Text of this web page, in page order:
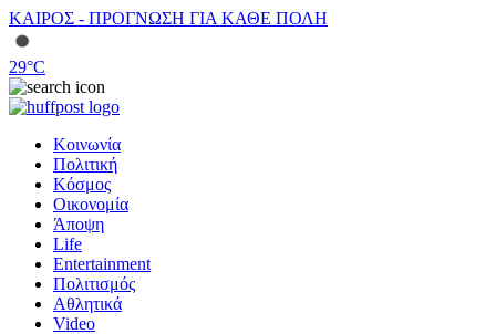
ΚΑΙΡΟΣ - ΠΡΟΓΝΩΣΗ ΓΙΑ ΚΑΘΕ ΠΟΛΗ
29°C
Κοινωνία
Πολιτική
Κόσμος
Οικονομία
Άποψη
Life
Entertainment
Πολιτισμός
Αθλητικά
Video